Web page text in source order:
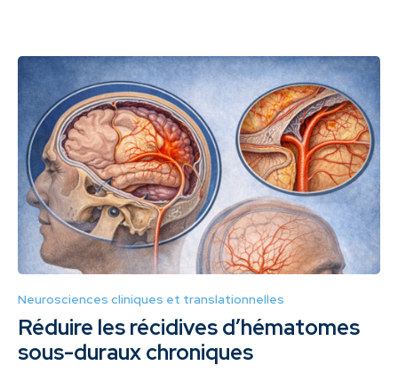
Neurosciences cliniques et translationnelles
Réduire les récidives d’hématomes
sous-duraux chroniques